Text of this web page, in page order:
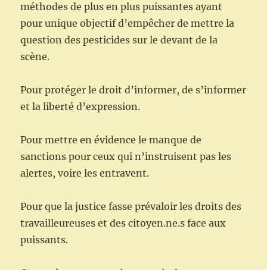
méthodes de plus en plus puissantes ayant
pour unique objectif d’empêcher de mettre la
question des pesticides sur le devant de la
scène.
Pour protéger le droit d’informer, de s’informer
et la liberté d’expression.
Pour mettre en évidence le manque de
sanctions pour ceux qui n’instruisent pas les
alertes, voire les entravent.
Pour que la justice fasse prévaloir les droits des
travailleureuses et des citoyen.ne.s face aux
puissants.